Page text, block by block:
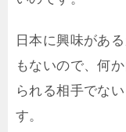
日本に興味があ
もないので、何
られる相手でな
す。